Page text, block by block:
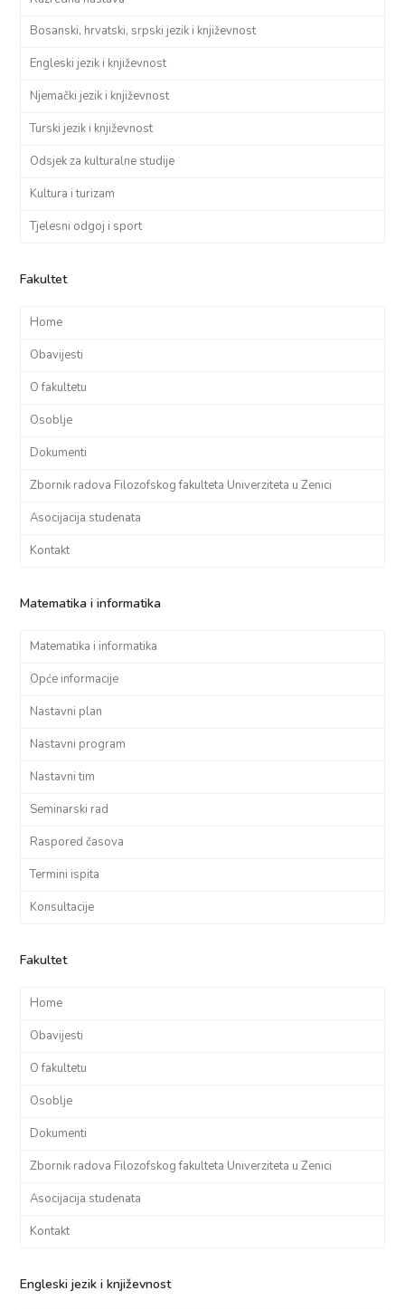
Bosanski, hrvatski, srpski jezik i književnost
Engleski jezik i književnost
Njemački jezik i književnost
Turski jezik i književnost
Odsjek za kulturalne studije
Kultura i turizam
Tjelesni odgoj i sport
Fakultet
Home
Obavijesti
O fakultetu
Osoblje
Dokumenti
Zbornik radova Filozofskog fakulteta Univerziteta u Zenici
Asocijacija studenata
Kontakt
Matematika i informatika
Matematika i informatika
Opće informacije
Nastavni plan
Nastavni program
Nastavni tim
Seminarski rad
Raspored časova
Termini ispita
Konsultacije
Fakultet
Home
Obavijesti
O fakultetu
Osoblje
Dokumenti
Zbornik radova Filozofskog fakulteta Univerziteta u Zenici
Asocijacija studenata
Kontakt
Engleski jezik i književnost